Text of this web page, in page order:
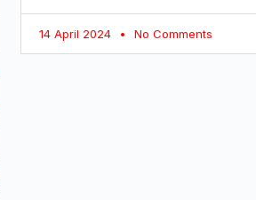
14 April 2024 No Comments